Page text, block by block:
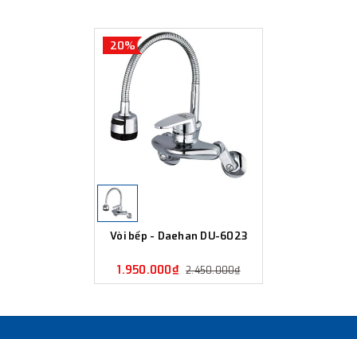
20%
Vòi bếp - Daehan DU-6023
1.950.000₫ 2.450.000₫